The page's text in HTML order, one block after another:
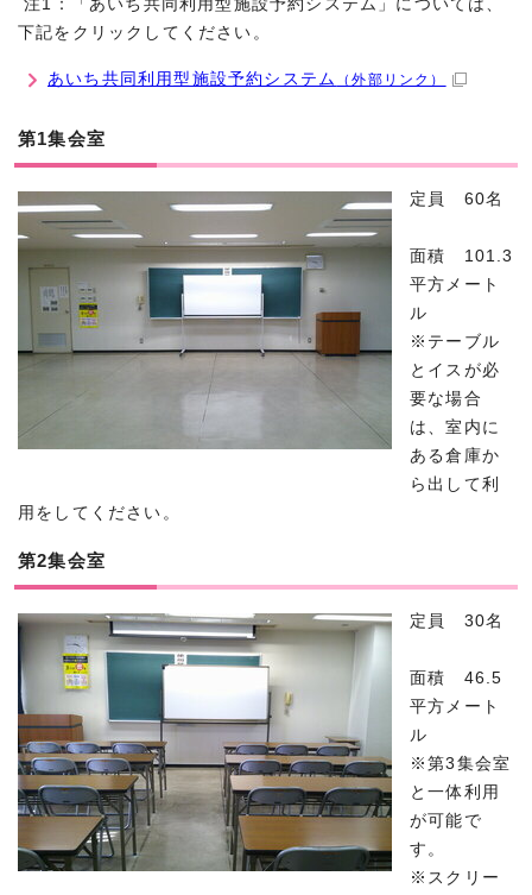
注1：「あいち共同利用型施設予約システム」については、
下記をクリックしてください。
あいち共同利用型施設予約システム （外部リンク）
第1集会室
定員 60名
面積 101.3
平方メート
ル
※テーブル
とイスが必
要な場合
は、室内に
ある倉庫か
ら出して利
用をしてください。
第2集会室
定員 30名
面積 46.5
平方メート
ル
※第3集会室
と一体利用
が可能で
す。
※スクリー